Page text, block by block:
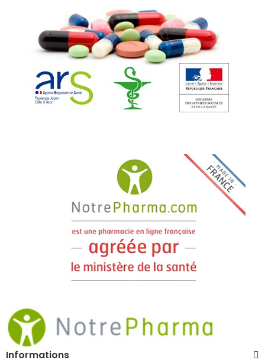
Informations